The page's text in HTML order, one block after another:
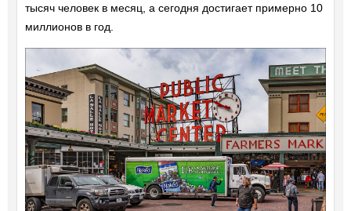
тысяч человек в месяц, а сегодня достигает примерно 10
миллионов в год.